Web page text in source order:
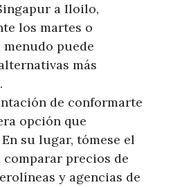
a Iloilo,
los martes o
puede
más
de conformarte
opción que
su lugar, tómese el
precios de
y agencias de